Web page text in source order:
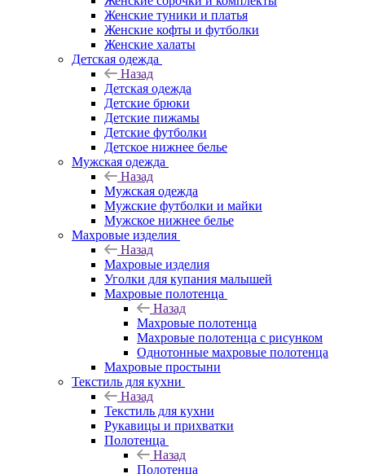
Женские туники и платья
Женские кофты и футболки
Женские халаты
Детская одежда
Назад
Детская одежда
Детские брюки
Детские пижамы
Детские футболки
Детское нижнее белье
Мужская одежда
Назад
Мужская одежда
Мужские футболки и майки
Мужское нижнее белье
Махровые изделия
Назад
Махровые изделия
Уголки для купания малышей
Махровые полотенца
Назад
Махровые полотенца
Махровые полотенца с рисунком
Однотонные махровые полотенца
Махровые простыни
Текстиль для кухни
Назад
Текстиль для кухни
Рукавицы и прихватки
Полотенца
Назад
Полотенца